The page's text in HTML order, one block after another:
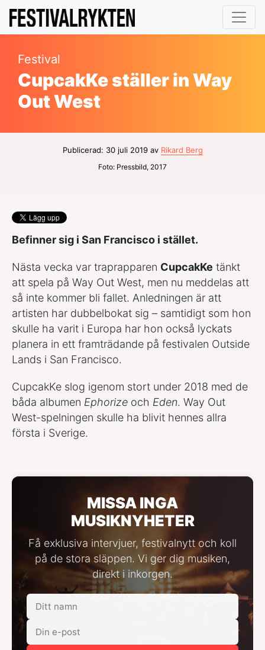
Festival
CupcakKe ställer in Way
Out West
Publicerad: 30 juli 2019 av Rikard Berg
Foto: Pressbild, 2017
Befinner sig i San Francisco i stället.
Nästa vecka var traprapparen CupcakKe tänkt
att spela på Way Out West, men nu meddelas att
så inte kommer bli fallet. Anledningen är att
artisten har dubbelbokat sig – samtidigt som hon
skulle ha varit i Europa har hon också lyckats
planera in ett framträdande på festivalen Outside
Lands i San Francisco.
CupcakKe slog igenom stort under 2018 med de
båda albumen Ephorize och Eden. Way Out
West-spelningen skulle ha blivit hennes allra
första i Sverige.
MISSA INGA
MUSIKNYHETER
Få exklusiva intervjuer, festivalnytt och koll
på de stora släppen. Vi ger dig musiken,
direkt i inkorgen.